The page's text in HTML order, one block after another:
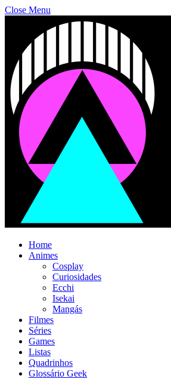
Close Menu
Home
Animes
Cosplay
Curiosidades
Ecchi
Isekai
Mangás
Filmes
Séries
Games
Listas
Quadrinhos
Glossário Geek